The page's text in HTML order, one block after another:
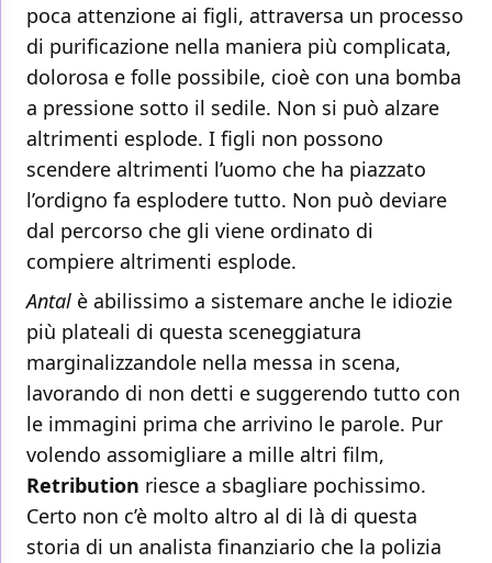
poca attenzione ai figli, attraversa un processo
di purificazione nella maniera più complicata,
dolorosa e folle possibile, cioè con una bomba
a pressione sotto il sedile. Non si può alzare
altrimenti esplode. I figli non possono
scendere altrimenti l’uomo che ha piazzato
l’ordigno fa esplodere tutto. Non può deviare
dal percorso che gli viene ordinato di
compiere altrimenti esplode.
Antal è abilissimo a sistemare anche le idiozie
più plateali di questa sceneggiatura
marginalizzandole nella messa in scena,
lavorando di non detti e suggerendo tutto con
le immagini prima che arrivino le parole. Pur
volendo assomigliare a mille altri film,
Retribution riesce a sbagliare pochissimo.
Certo non c’è molto altro al di là di questa
storia di un analista finanziario che la polizia